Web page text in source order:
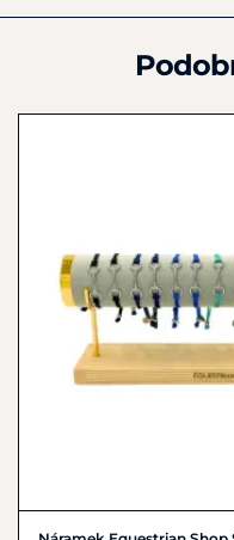
Info@hvequestrian.com